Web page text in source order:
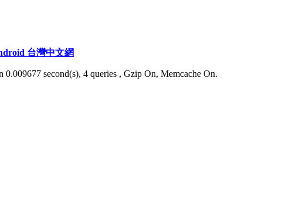
台灣中文網
0.009677 second(s), 4 queries , Gzip On, Memcache On.